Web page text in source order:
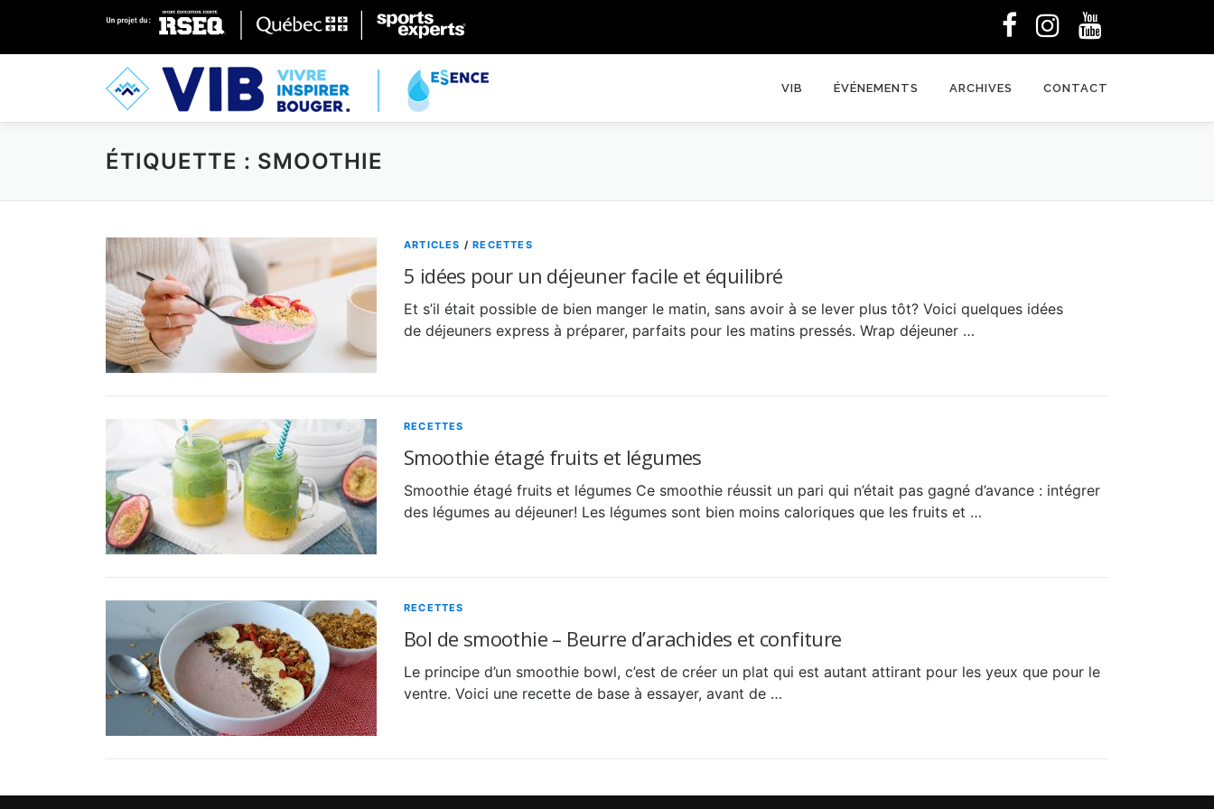
VIB ÉVÉNEMENTS ARCHIVES CONTACT
ÉTIQUETTE : SMOOTHIE
ARTICLES /RECETTES
5 idées pour un déjeuner facile et équilibré
Et s’il était possible de bien manger le matin, sans avoir à se lever plus tôt? Voici quelques idées
de déjeuners express à préparer, parfaits pour les matins pressés. Wrap déjeuner …
RECETTES
Smoothie étagé fruits et légumes
Smoothie étagé fruits et légumes Ce smoothie réussit un pari qui n’était pas gagné d’avance : intégrer
des légumes au déjeuner! Les légumes sont bien moins caloriques que les fruits et …
RECETTES
Bol de smoothie – Beurre d’arachides et confiture
Le principe d’un smoothie bowl, c’est de créer un plat qui est autant attirant pour les yeux que pour le
ventre. Voici une recette de base à essayer, avant de …